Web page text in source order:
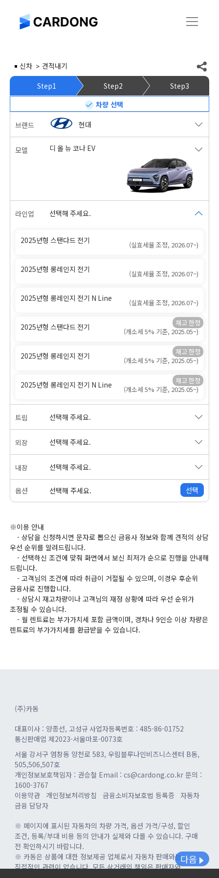
신차 견적내기
Step1 Step2
Step3
차량 선택
브랜드 현대
모델 디 올 뉴 코나 EV
라인업 선택해 주세요.
2025년형 스탠다드 전기 (실효세율 조정, 2026.07~)
2025년형 롱레인지 전기 (실효세율 조정, 2026.07~)
2025년형 롱레인지 전기 N Line (실효세율 조정, 2026.07~)
2025년형 스탠다드 전기 (개소세 5% 기준, 2025.05~)
2025년형 롱레인지 전기 (개소세 5% 기준, 2025.05~)
2025년형 롱레인지 전기 N Line (개소세 5% 기준, 2025.05~)
트림 선택해 주세요.
외장 선택해 주세요.
내장 선택해 주세요.
옵션 선택해 주세요. 선택
다음
※이용 안내
- 상담을 신청하시면 문자로 뽑으신 금융사 정보와 함께 견적의 상담
우선 순위를 알려드립니다.
- 선택하신 조건에 맞춰 화면에서 보신 최저가 순으로 진행을 안내해
드립니다.
- 고객님의 조건에 따라 취급이 거절될 수 있으며, 이경우 후순위
금융사로 진행합니다.
- 상담시 재고차량이나 고객님의 재정 상황에 따라 우선 순위가
조정될 수 있습니다.
- 월 렌트료는 부가가치세 포함 금액이며, 경차나 9인승 이상 차량은
렌트료의 부가가치세를 환급받을 수 있습니다.
(주)카동
대표이사 : 양종선, 고성규 사업자등록번호 : 485-86-01752
통신판매업 제2023-서울마포-0073호
서울 강서구 염창동 양천로 583, 우림블루나인비즈니스센터 B동,
505,506,507호
개인정보보호책임자 : 권승철 Email : cs@cardong.co.kr 문의 :
1600-3767
이용약관
개인정보처리방침 금융소비자보호법 등록증
자동차
금융 담당자
※ 페이지에 표시된 자동차의 차량 가격, 옵션 가격/구성, 할인
조건, 등록/부대 비용 등의 안내가 실제와 다를 수 있습니다. 구매
전 확인하시기 바랍니다.
※ 카동은 상품에 대한 정보제공 업체로서 자동차 판매와는
직접적인 관련이 없습니다. 모든 상거래의 책임은 판매자와